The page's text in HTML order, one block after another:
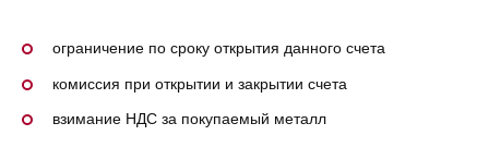
ограничение по сроку открытия данного счета
комиссия при открытии и закрытии счета
взимание НДС за покупаемый металл